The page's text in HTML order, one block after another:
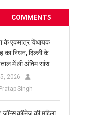
COMMENTS
के एकमात्र विधायक
का निधन, दिल्ली के
में ली अंतिम सांस
2026
Singh
कॉलेज की महिला